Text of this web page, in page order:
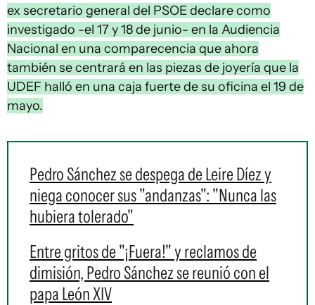
ex secretario general del PSOE declare como
investigado -el 17 y 18 de junio- en la Audiencia
Nacional en una comparecencia que ahora
también se centrará en las piezas de joyería que la
UDEF halló en una caja fuerte de su oficina el 19 de
mayo.
Pedro Sánchez se despega de Leire Díez y
niega conocer sus "andanzas": "Nunca las
hubiera tolerado"
Entre gritos de "¡Fuera!" y reclamos de
dimisión, Pedro Sánchez se reunió con el
papa León XIV